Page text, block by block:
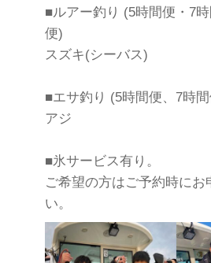
■ルアー釣り (5時間便・7
便)
スズキ(シーバス)
■エサ釣り (5時間便、7時
アジ
■氷サービス有り。
ご希望の方はご予約時にお
い。